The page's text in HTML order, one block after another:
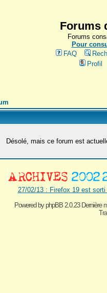
Forums
Forums
Pour
FAQ
Profil
Désolé, mais ce forum est
27/02/13 : Firefox 19 est
Powered byphpBB 2.0.23 Dernière